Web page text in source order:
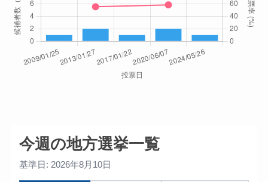
今週の地方選挙一覧
基準日: 2026年8月10日